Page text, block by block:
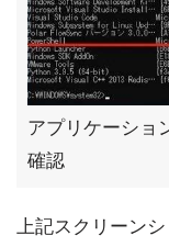
アプリケーショ
確認
上記スクリーン